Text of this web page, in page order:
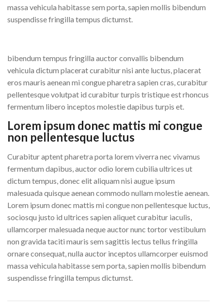
massa vehicula habitasse sem porta, sapien mollis bibendum
suspendisse fringilla tempus dictumst.
bibendum tempus fringilla auctor convallis bibendum
vehicula dictum placerat curabitur nisi ante luctus, placerat
eros mauris aenean mi congue pharetra sapien cras, curabitur
pellentesque volutpat id curabitur turpis tristique est rhoncus
fermentum libero inceptos molestie dapibus turpis et.
Lorem ipsum donec mattis mi congue
non pellentesque luctus
Curabitur aptent pharetra porta lorem viverra nec vivamus
fermentum dapibus, auctor odio lorem cubilia ultrices ut
dictum tempus, donec elit aliquam nisi augue ipsum
malesuada quisque aenean commodo nullam molestie aenean.
Lorem ipsum donec mattis mi congue non pellentesque luctus,
sociosqu justo id ultrices sapien aliquet curabitur iaculis,
ullamcorper malesuada neque auctor nunc tortor vestibulum
non gravida taciti mauris sem sagittis lectus tellus fringilla
ornare consequat, nulla auctor inceptos ullamcorper euismod
massa vehicula habitasse sem porta, sapien mollis bibendum
suspendisse fringilla tempus dictumst.